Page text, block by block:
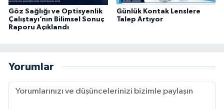
Göz Sağlığı ve Optisyenlik
Çalıştayı’nın Bilimsel Sonuç
Raporu Açıklandı
Günlük Kontak Lenslere
Talep Artıyor
Yorumlar